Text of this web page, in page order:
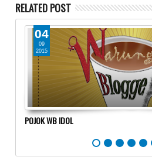
RELATED POST
04
09
2015
POJOK WB IDOL